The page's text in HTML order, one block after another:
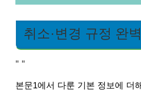
취소·변경 규정 완
" "
본문1에서 다룬 기본 정보에 더